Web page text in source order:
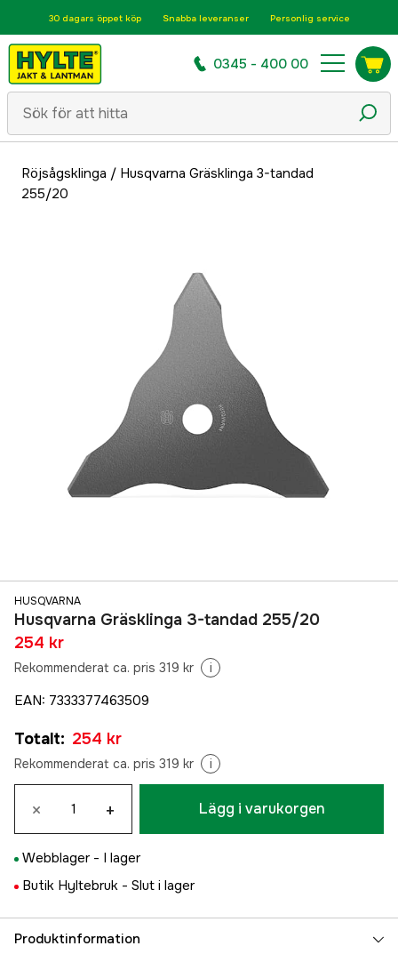
30 dagars öppet köp Snabba leveranser Personlig service
0345 - 400 00
Röjsågsklinga / Husqvarna Gräsklinga 3-tandad
255/20
HUSQVARNA
Husqvarna Gräsklinga 3-tandad 255/20
254 kr
Rekommenderat ca. pris 319 kr i
EAN: 7333377463509
Totalt: 254 kr
Rekommenderat ca. pris 319 kr i
× + Lägg i varukorgen
Webblager - I lager
Butik Hyltebruk - Slut i lager
Produktinformation